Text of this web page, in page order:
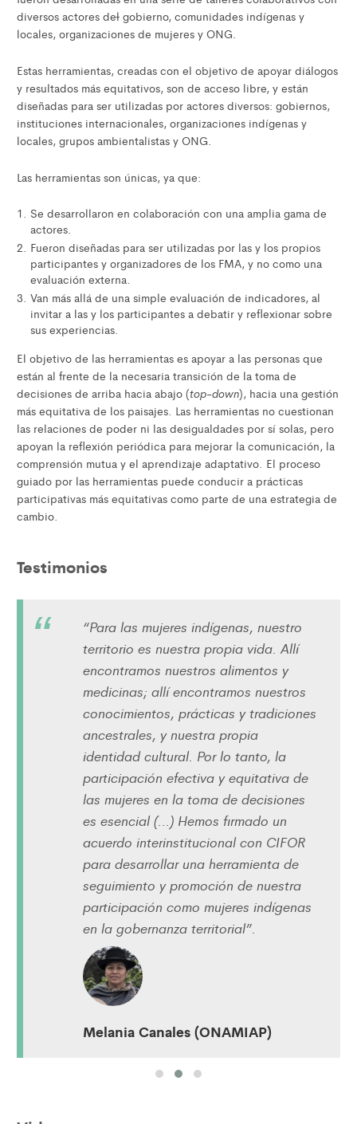
diversos actores delgobierno, comunidades indígenas y
locales, organizaciones de mujeres y ONG.
Estas herramientas, creadas con el objetivo de apoyar diálogos
y resultados más equitativos, son de acceso libre, y están
diseñadas para ser utilizadas por actores diversos: gobiernos,
instituciones internacionales, organizaciones indígenas y
locales, grupos ambientalistas y ONG.
Las herramientas son únicas, ya que:
Se desarrollaron en colaboración con una amplia gama de
actores.
Fueron diseñadas para ser utilizadas por las y los propios
participantes y organizadores de los FMA, y no como una
evaluación externa.
Van más allá de una simple evaluación de indicadores, al
invitar a las y los participantes a debatir y reflexionar sobre
sus experiencias.
El objetivo de las herramientas es apoyar a las personas que
están al frente de la necesaria transición de la toma de
decisiones de arriba hacia abajo (top-down), hacia una gestión
más equitativa de los paisajes. Las herramientas no cuestionan
las relaciones de poder ni las desigualdades por sí solas, pero
apoyan la reflexión periódica para mejorar la comunicación, la
comprensión mutua y el aprendizaje adaptativo. El proceso
guiado por las herramientas puede conducir a prácticas
participativas más equitativas como parte de una estrategia de
cambio.
Testimonios
“Para las mujeres indígenas, nuestro
territorio es nuestra propia vida. Allí
encontramos nuestros alimentos y
medicinas; allí encontramos nuestros
conocimientos, prácticas y tradiciones
ancestrales, y nuestra propia
identidad cultural. Por lo tanto, la
participación efectiva y equitativa de
las mujeres en la toma de decisiones
es esencial (…) Hemos firmado un
acuerdo interinstitucional con CIFOR
para desarrollar una herramienta de
seguimiento y promoción de nuestra
participación como mujeres indígenas
en la gobernanza territorial”.
Melania Canales (ONAMIAP)